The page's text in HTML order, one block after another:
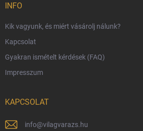
Harry Potter bolt Magyarország
Rendelésem
Reklamáció és visszáru
Hűségprogram
Általános Szerződési Feltételek
Adatvédelmi feltételek
INFO
Kik vagyunk, és miért vásárolj nálunk?
Kapcsolat
Gyakran ismételt kérdések (FAQ)
Impresszum
KAPCSOLAT
info@vilagvarazs.hu